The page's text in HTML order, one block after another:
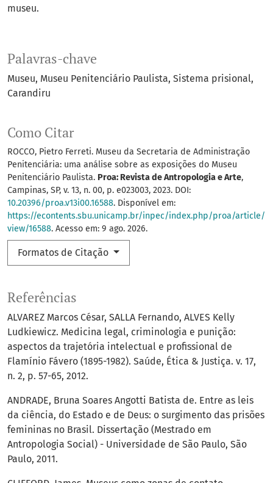
Palavras-chave
Museu Museu Penitenciário Paulista Sistema prisional
Carandiru
Como Citar
ROCCO, Pietro Ferreti. Museu da Secretaria de Administração
Penitenciária: uma análise sobre as exposições do Museu
Penitenciário Paulista. Proa: Revista de Antropologia e Arte,
Campinas, SP, v. 13, n. 00, p. e023003, 2023. DOI:
10.20396/proa.v13i00.16588. Disponível em:
https://econtents.sbu.unicamp.br/inpec/index.php/proa/article/
view/16588. Acesso em: 9 ago. 2026.
Formatos de Citação
museu.
Referências
ALVAREZ Marcos César, SALLA Fernando, ALVES Kelly
Ludkiewicz. Medicina legal, criminologia e punição:
aspectos da trajetória intelectual e profissional de
Flamínio Fávero (1895-1982). Saúde, Ética & Justiça. v. 17,
n. 2, p. 57-65, 2012.
ANDRADE, Bruna Soares Angotti Batista de. Entre as leis
da ciência, do Estado e de Deus: o surgimento das prisões
femininas no Brasil. Dissertação (Mestrado em
Antropologia Social) - Universidade de São Paulo, São
Paulo, 2011.